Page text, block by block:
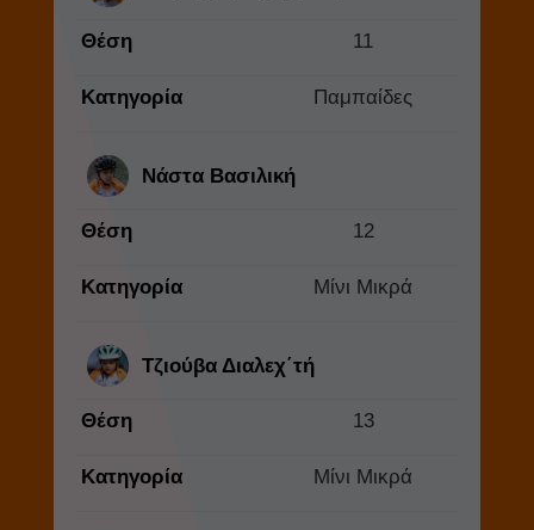
Θέση 11
Κατηγορία Παμπαίδες
Νάστα Βασιλική
Θέση 12
Κατηγορία Μίνι Μικρά
Τζιούβα Διαλεχ΄τή
Θέση 13
Κατηγορία Μίνι Μικρά